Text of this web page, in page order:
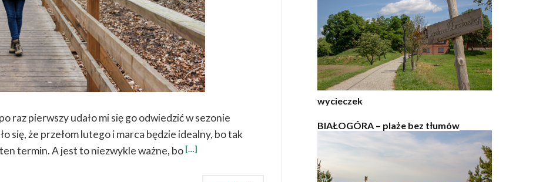
raz pierwszy udało mi się go odwiedzić w sezonie
że przełom lutego i marca będzie idealny, bo tak
termin. A jest to niezwykle ważne, bo […]
wycieczek
BIAŁOGÓRA – plaże bez tłumów